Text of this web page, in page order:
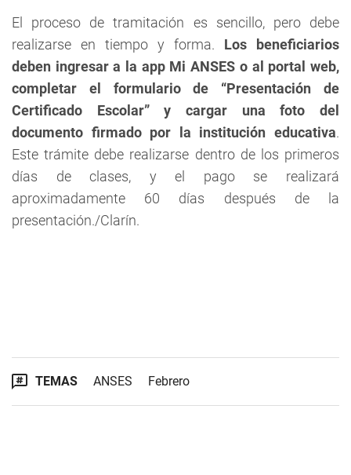
El proceso de tramitación es sencillo, pero debe
realizarse en tiempo y forma. Los beneficiarios
deben ingresar a la app Mi ANSES o al portal web,
completar el formulario de “Presentación de
Certificado Escolar” y cargar una foto del
documento firmado por la institución educativa.
Este trámite debe realizarse dentro de los primeros
días de clases, y el pago se realizará
aproximadamente 60 días después de la
presentación./Clarín.
TEMAS ANSES Febrero